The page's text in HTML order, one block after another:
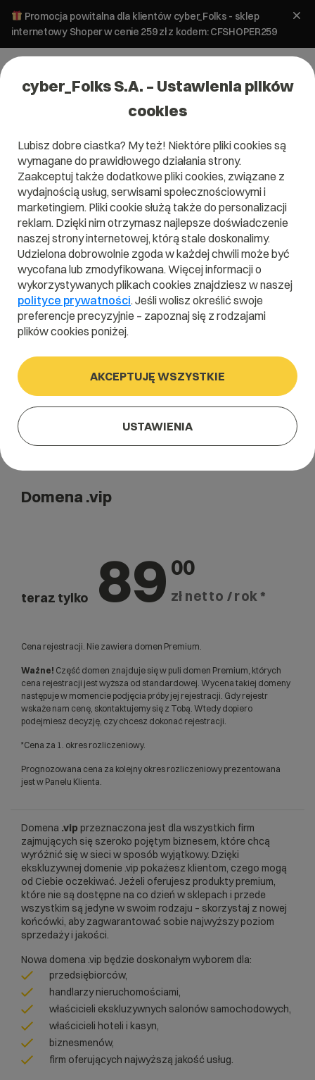
Promocja powitalna dla klientów cyber_Folks - sklep
internetowy Shoper w cenie 259 zł z kodem: CFSHOPER259
Domena .vip
Klasa sama w sobie
.vip
Szukaj
Domena .vip
teraz tylko 89 00
zł netto / rok *
Cena rejestracji. Nie zawiera domen Premium.
Ważne! Część domen znajduje się w puli domen Premium, których
cena rejestracji jest wyższa od standardowej. Wycena takiej domeny
następuje w momencie podjęcia próby jej rejestracji. Gdy rejestr
wskaże nam cenę, skontaktujemy się z Tobą. Wtedy dopiero
podejmiesz decyzję, czy chcesz dokonać rejestracji.
*Cena za 1. okres rozliczeniowy.
Prognozowana cena za kolejny okres rozliczeniowy prezentowana
jest w Panelu Klienta.
Domena .vip przeznaczona jest dla wszystkich firm
zajmujących się szeroko pojętym biznesem, które chcą
wyróżnić się w sieci w sposób wyjątkowy. Dzięki
ekskluzywnej domenie .vip pokażesz klientom, czego mogą
od Ciebie oczekiwać. Jeżeli oferujesz produkty premium,
które nie są dostępne na co dzień w sklepach i przede
wszystkim są jedyne w swoim rodzaju – skorzystaj z nowej
końcówki, aby zagwarantować sobie najwyższy poziom
sprzedaży i jakości.
Nowa domena .vip będzie doskonałym wyborem dla:
przedsiębiorców,
handlarzy nieruchomościami,
właścicieli ekskluzywnych salonów samochodowych,
właścicieli hoteli i kasyn,
biznesmenów,
firm oferujących najwyższą jakość usług.
cyber_Folks S.A. – Ustawienia plików
cookies
Lubisz dobre ciastka? My też! Niektóre pliki cookies są
wymagane do prawidłowego działania strony.
Zaakceptuj także dodatkowe pliki cookies, związane z
wydajnością usług, serwisami społecznościowymi i
marketingiem. Pliki cookie służą także do personalizacji
reklam. Dzięki nim otrzymasz najlepsze doświadczenie
naszej strony internetowej, którą stale doskonalimy.
Udzielona dobrowolnie zgoda w każdej chwili może być
wycofana lub zmodyfikowana. Więcej informacji o
wykorzystywanych plikach cookies znajdziesz w naszej
polityce prywatności. Jeśli wolisz określić swoje
preferencje precyzyjnie – zapoznaj się z rodzajami
plików cookies poniżej.
AKCEPTUJĘ WSZYSTKIE
USTAWIENIA